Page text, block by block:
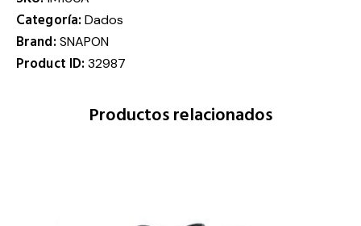
Categoría:Dados
Brand: SNAPON
Product ID:32987
Productos relacionados